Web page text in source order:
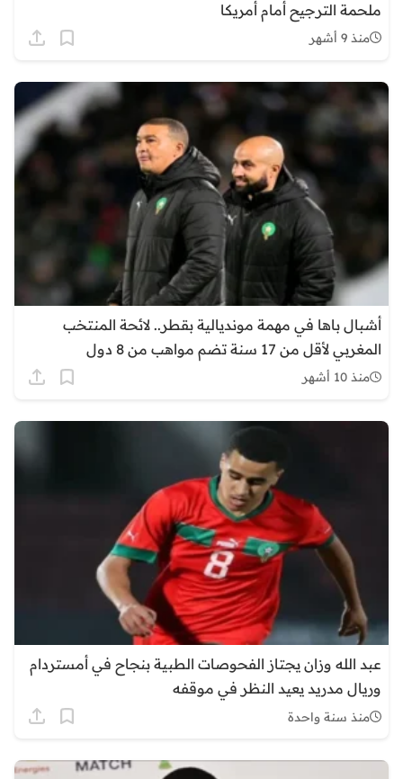
ملحمة الترجيح أمام أمريكا
منذ 9 أشهر
أشبال باها في مهمة مونديالية بقطر.. لائحة المنتخب
المغربي لأقل من 17 سنة تضم مواهب من 8 دول
منذ 10 أشهر
عبد الله وزان يجتاز الفحوصات الطبية بنجاح في أمستردام
وريال مدريد يعيد النظر في موقفه
منذ سنة واحدة